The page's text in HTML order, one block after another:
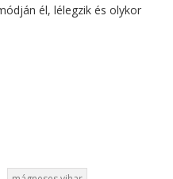
él, lélegzik és olykor